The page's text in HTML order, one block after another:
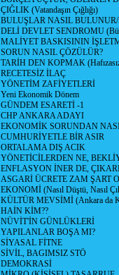
ÇIĞLIK (Vatandaşın Çığlığı)
BULUŞLAR NASIL
DELİ DEVLET SENDROMU
MALİYET BASKISININ
SORUN NASIL ÇÖZÜLÜR?
TARİH DEN KOPMAK
RECETESİZ İLAÇ
YÖNETİM ZAFİYETLERİ
Yeni Ekonomik Dönem
GÜNDEM ESARETİ -1
CHP ANKARA ADAYI
EKONOMİK SORUNDAN
CUMHURİYETLE BİR ASIR
ORTALAMA DIŞ ACIK
YÖNETİCİLERDEN NE,
ENFLASYON İNER DE,
ASGARİ ÜCRETE ZAM ŞART
EKONOMİ (Nasıl Düştü, Nasıl
KÜLTÜR MEVSİMİ (Ankara da
HAİN KİM??
NÜVİT'İN GÜNLÜKLERİ
YAPILANLAR BOŞA MI?
SİYASAL FİTNE
SİVİL, BAGIMSIZ STÖ
DEMOKRASİ